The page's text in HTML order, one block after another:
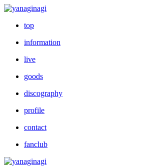
top
information
live
goods
discography
profile
contact
fanclub